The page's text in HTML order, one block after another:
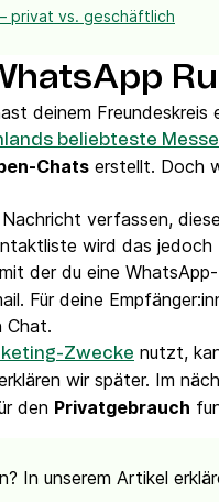
privat vs. geschäftlich
deinem
beliebteste
Chats erstellt. Doch
verfassen,
wird das jedoch
der du eine
Für deine
Chat.
Zwecke nutzt,
wir später. Im
den Privatgebrauch
In unserem Artikel